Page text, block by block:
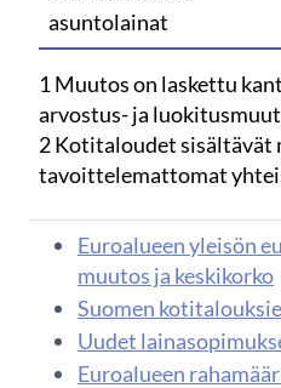
asuntolainat
1 Muutos on laskettu
arvostus- ja
2 Kotitaloudet sisältävät
tavoittelemattomat
Euroalueen yleisön
muutos ja keskikorko
Suomen
Uudet
Euroalueen